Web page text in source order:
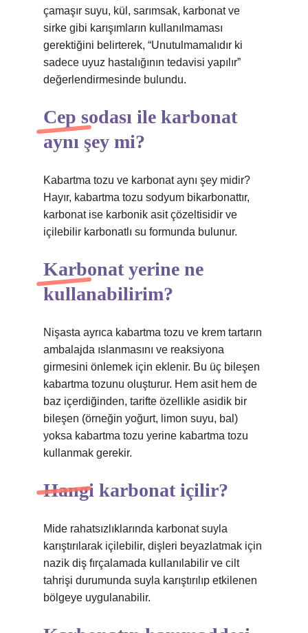
çamaşır suyu, kül, sarımsak, karbonat ve
sirke gibi karışımların kullanılmaması
gerektiğini belirterek, “Unutulmamalıdır ki
sadece uyuz hastalığının tedavisi yapılır”
değerlendirmesinde bulundu.
Cep sodası ile karbonat
aynı şey mi?
Kabartma tozu ve karbonat aynı şey midir?
Hayır, kabartma tozu sodyum bikarbonattır,
karbonat ise karbonik asit çözeltisidir ve
içilebilir karbonatlı su formunda bulunur.
Karbonat yerine ne
kullanabilirim?
Nişasta ayrıca kabartma tozu ve krem ​​tartarın
ambalajda ıslanmasını ve reaksiyona
girmesini önlemek için eklenir. Bu üç bileşen
kabartma tozunu oluşturur. Hem asit hem de
baz içerdiğinden, tarifte özellikle asidik bir
bileşen (örneğin yoğurt, limon suyu, bal)
yoksa kabartma tozu yerine kabartma tozu
kullanmak gerekir.
Hangi karbonat içilir?
Mide rahatsızlıklarında karbonat suyla
karıştırılarak içilebilir, dişleri beyazlatmak için
nazik diş fırçalamada kullanılabilir ve cilt
tahrişi durumunda suyla karıştırılıp etkilenen
bölgeye uygulanabilir.